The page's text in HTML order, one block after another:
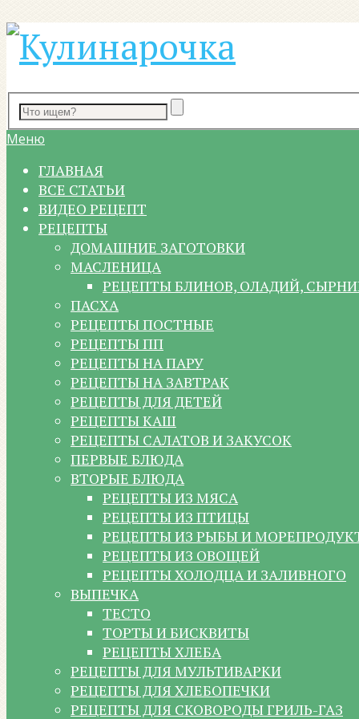
Меню
ГЛАВНАЯ
ВСЕ СТАТЬИ
ВИДЕО РЕЦЕПТ
РЕЦЕПТЫ
ДОМАШНИЕ ЗАГОТОВКИ
МАСЛЕНИЦА
РЕЦЕПТЫ БЛИНОВ, ОЛАДИЙ,
ПАСХА
РЕЦЕПТЫ ПОСТНЫЕ
РЕЦЕПТЫ ПП
РЕЦЕПТЫ НА ПАРУ
РЕЦЕПТЫ НА ЗАВТРАК
РЕЦЕПТЫ ДЛЯ ДЕТЕЙ
РЕЦЕПТЫ КАШ
РЕЦЕПТЫ САЛАТОВ И ЗАКУСОК
ПЕРВЫЕ БЛЮДА
ВТОРЫЕ БЛЮДА
РЕЦЕПТЫ ИЗ МЯСА
РЕЦЕПТЫ ИЗ ПТИЦЫ
РЕЦЕПТЫ ИЗ РЫБЫ И
РЕЦЕПТЫ ИЗ ОВОЩЕЙ
РЕЦЕПТЫ ХОЛОДЦА И ЗАЛИВНОГО
ВЫПЕЧКА
ТЕСТО
ТОРТЫ И БИСКВИТЫ
РЕЦЕПТЫ ХЛЕБА
РЕЦЕПТЫ ДЛЯ МУЛЬТИВАРКИ
РЕЦЕПТЫ ДЛЯ ХЛЕБОПЕЧКИ
РЕЦЕПТЫ ДЛЯ СКОВОРОДЫ ГРИЛЬ-ГАЗ